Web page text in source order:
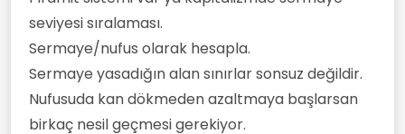
seviyesi sıralaması.
Sermaye/nufus olarak hesapla.
Sermaye yasadığın alan sınırlar sonsuz değildir.
Nufusuda kan dökmeden azaltmaya başlarsan
birkaç nesil geçmesi gerekiyor.